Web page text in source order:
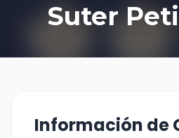
Suter
Información de